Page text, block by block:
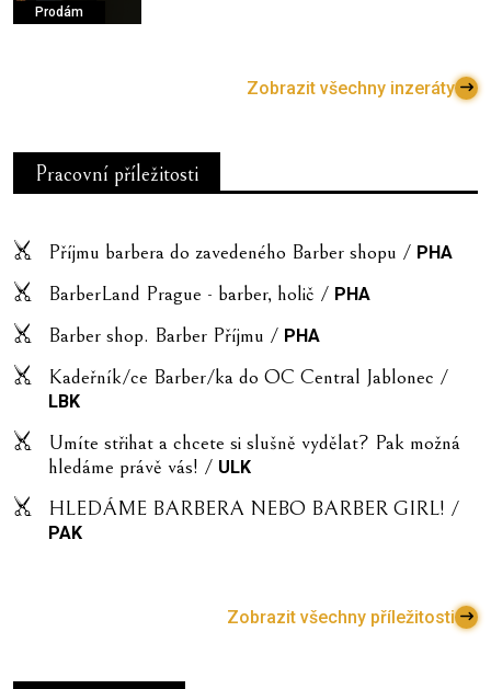
Prodám
Zobrazit všechny inzeráty
Pracovní příležitosti
Příjmu barbera do zavedeného Barber shopu / PHA
BarberLand Prague - barber, holič / PHA
Barber shop. Barber Příjmu / PHA
Kadeřník/ce Barber/ka do OC Central Jablonec /
LBK
Umíte střihat a chcete si slušně vydělat? Pak možná
hledáme právě vás! / ULK
HLEDÁME BARBERA NEBO BARBER GIRL! /
PAK
Zobrazit všechny příležitosti